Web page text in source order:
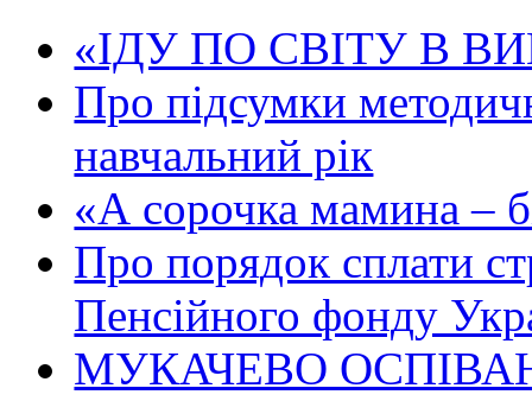
«ІДУ ПО СВІТУ В
Про підсумки
навчальний рік
«А сорочка мамина –
Про порядок сплати
Пенсійного фонду
МУКАЧЕВО